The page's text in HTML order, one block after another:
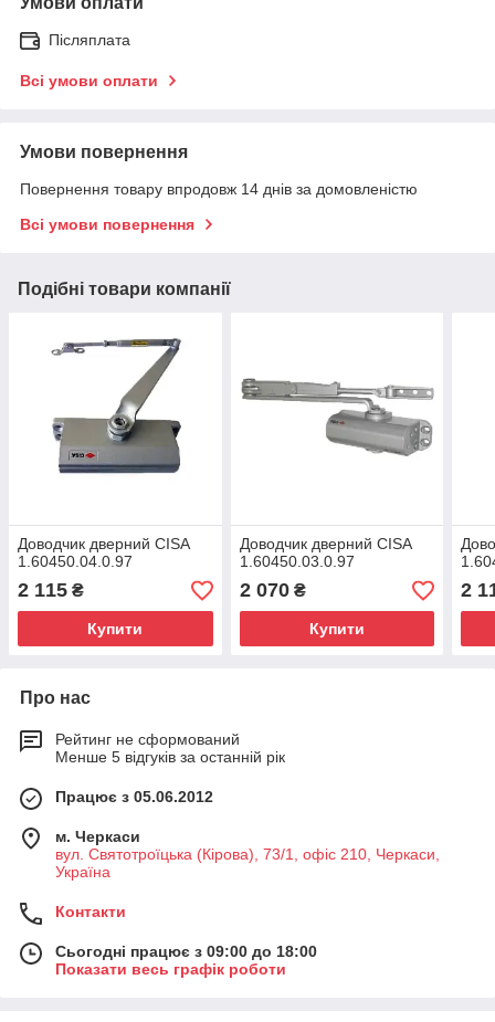
Післяплата
Всі умови оплати
Умови повернення
Повернення товару впродовж 14 днів за домовленістю
Всі умови повернення
Подібні товари компанії
Доводчик дверний CISA
1.60450.04.0.97
2 115 ₴
Купити
Доводчик дверний CISA
1.60450.03.0.97
2 070₴
Купити
2
Про нас
Рейтинг не сформований
Менше 5 відгуків за останній рік
Працює з 05.06.2012
м. Черкаси
вул. Святотроїцька (Кірова), 73/1, офіс 210, Черкаси,
Україна
Контакти
Сьогодні працює з 09:00 до 18:00
Показати весь графік роботи